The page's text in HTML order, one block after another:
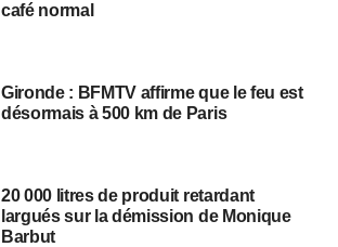
café normal
Gironde : BFMTV affirme que le feu est
désormais à 500 km de Paris
20 000 litres de produit retardant
largués sur la démission de Monique
Barbut